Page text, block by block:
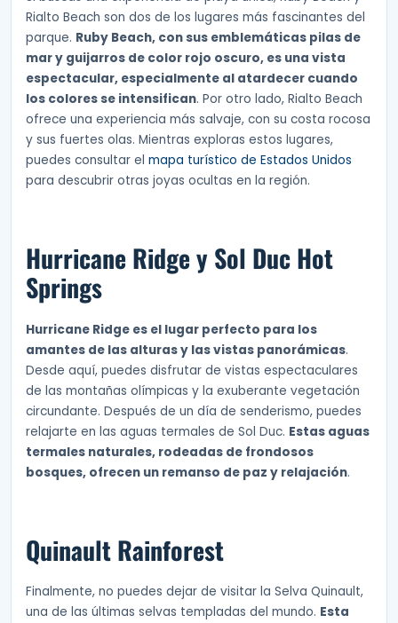
Rialto Beach son dos de los lugares más fascinantes del
parque. Ruby Beach, con sus emblemáticas pilas de
mar y guijarros de color rojo oscuro, es una vista
espectacular, especialmente al atardecer cuando
los colores se intensifican. Por otro lado, Rialto Beach
ofrece una experiencia más salvaje, con su costa rocosa
y sus fuertes olas. Mientras exploras estos lugares,
puedes consultar el mapa turístico de Estados Unidos
para descubrir otras joyas ocultas en la región.
Hurricane Ridge y Sol Duc Hot
Springs
Hurricane Ridge es el lugar perfecto para los
amantes de las alturas y las vistas panorámicas.
Desde aquí, puedes disfrutar de vistas espectaculares
de las montañas olímpicas y la exuberante vegetación
circundante. Después de un día de senderismo, puedes
relajarte en las aguas termales de Sol Duc. Estas aguas
termales naturales, rodeadas de frondosos
bosques, ofrecen un remanso de paz y relajación.
Quinault Rainforest
Finalmente, no puedes dejar de visitar la Selva Quinault,
una de las últimas selvas templadas del mundo. Esta